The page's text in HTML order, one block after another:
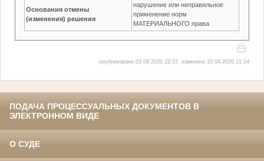
Основания отмены
(изменения) решения
нарушение или неправильное
применение норм
МАТЕРИАЛЬНОГО права
опубликовано 03.09.2020 22:37, изменено 10.04.2026 21:14
ПОДАЧА ПРОЦЕССУАЛЬНЫХ ДОКУМЕНТОВ В
ЭЛЕКТРОННОМ ВИДЕ
О СУДЕ